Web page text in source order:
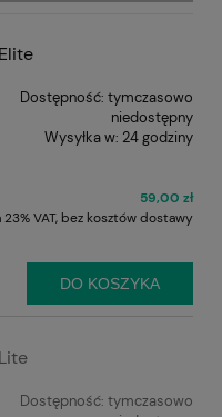
Dostępność: tymczasowo
niedostępny
Wysyłka w: 24 godziny
59,00 zł
23% VAT, bez kosztów dostawy
DO KOSZYKA
Dostępność: tymczasowo